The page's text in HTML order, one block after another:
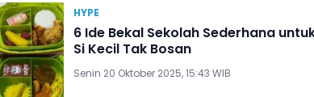
HYPE
6 Ide Bekal Sekolah Sederhana
Si Kecil Tak Bosan
Senin 20 Oktober 2025, 15:43 WIB